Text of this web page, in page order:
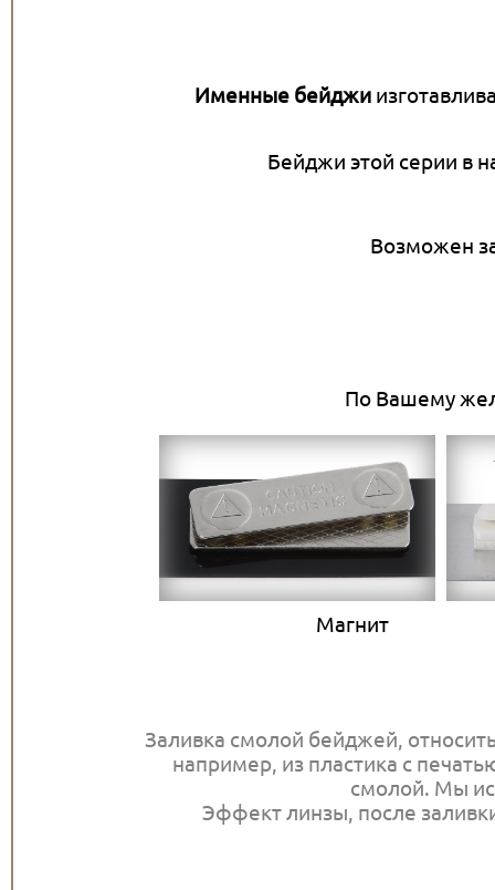
Именные бейджи
Бейджи этой серии в
Возможен
По Вашему
Заливка смолой бейджей,
например, из пластика с
смолой. Мы
Эффект линзы, после